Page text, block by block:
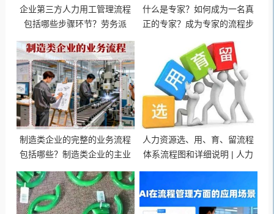
企业第三方人力用工管理流程
包括哪些步骤环节？劳务派
意事项
什么是专家？如何成为一名真
正的专家？成为专家的流程步
制造类企业的完整的业务流程
包括哪些？制造类企业的主业
人力资源选、用、育、留流程
体系流程图和详细说明 | 人力